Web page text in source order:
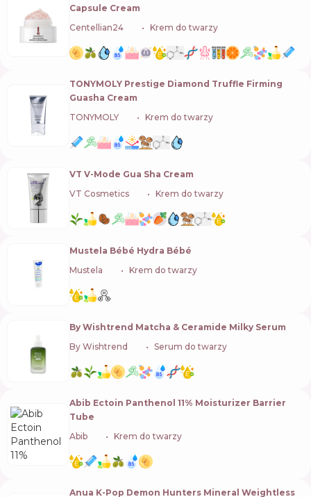
Capsule Cream
Centellian24
Krem do twarzy
TONYMOLY Prestige Diamond Truffle Firming
Guasha Cream
TONYMOLY
Krem do twarzy
VT V-Mode Gua Sha Cream
VT Cosmetics
Krem do twarzy
Mustela Bébé Hydra Bébé
Mustela
Krem do twarzy
By Wishtrend Matcha & Ceramide Milky Serum
By Wishtrend
Serum do twarzy
Abib Ectoin Panthenol 11% Moisturizer Barrier
Tube
Abib
Krem do twarzy
Anua K-Pop Demon Hunters Mineral Weightless